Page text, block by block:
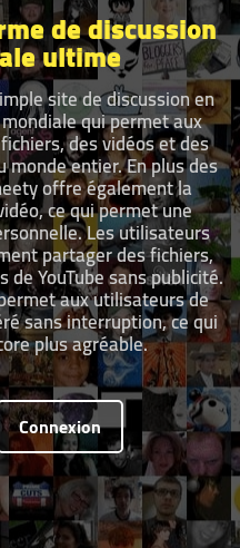
de discussion
ultime
site de discussion en
qui permet aux
des vidéos et des
entier. En plus des
offre également la
ce qui permet une
Les utilisateurs
partager des fichiers,
YouTube sans publicité.
aux utilisateurs de
sans interruption, ce qui
plus agréable.
Connexion